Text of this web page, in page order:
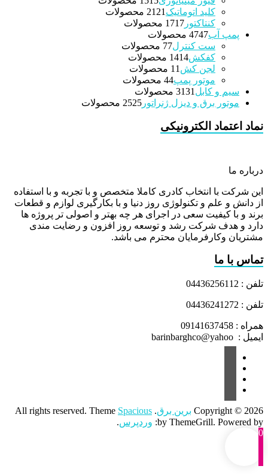
کلید اتوماتیک
21 21 محصولات
کنتاکتور
1717 محصولات
پمپ آب
4747 محصولات
ست کنترل 77 محصولات
کفکش
1414 محصولات
لجن کش
1 1 محصولات
موتور پمپ 44 محصولات
سیم و کابل
3131 محصولات
موتور برق و دیزل ژنراتور
2525 محصولات
نماد اعتماد الکترونیکی
درباره ما
این شرکت با انتخاب کادری کاملا متخصص و با تجربه و با استفاده
از دانش و علم و تکنولوژی روز دنیا و با بکارگیری لوازم و قطعات
برند و با کیفیت سعی در اجرای هر چه بهتر و اصولی تر پروژه ها
دارد و هدف شرکت رشد و توسعه روز افزون و رضایت مندی
مشتریان وکارفرمایان محترم می باشد.
تماس با ما
تلفن : 04436256112
تلفن : 04436241272
همراه : 09141637458
ایمیل : barinbarghco@yahoo
Copyright © 2026 برین برق. All rights reserved. Theme
Spacious
by ThemeGrill. Powered by: وردپرس.
0